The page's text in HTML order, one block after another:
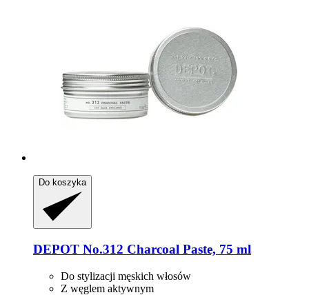
Do koszyka
DEPOT No.312 Charcoal Paste, 75 ml
Do stylizacji męskich włosów
Z węglem aktywnym